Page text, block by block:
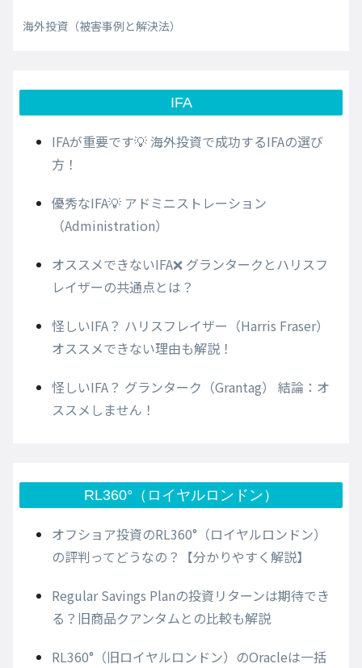
海外投資（被害事例と解決法）
IFA
IFAが重要です💡 海外投資で成功するIFAの選び
方！
優秀なIFA💡 アドミニストレーション
（Administration）
オススメできないIFA❌ グランタークとハリスフ
レイザーの共通点とは？
怪しいIFA？ ハリスフレイザー（Harris Fraser）
オススメできない理由も解説！
怪しいIFA？ グランターク（Grantag） 結論：オ
ススメしません！
RL360°（ロイヤルロンドン）
オフショア投資のRL360°（ロイヤルロンドン）
の評判ってどうなの？【分かりやすく解説】
Regular Savings Planの投資リターンは期待でき
る？旧商品クアンタムとの比較も解説
RL360°（旧ロイヤルロンドン）のOracleは一括